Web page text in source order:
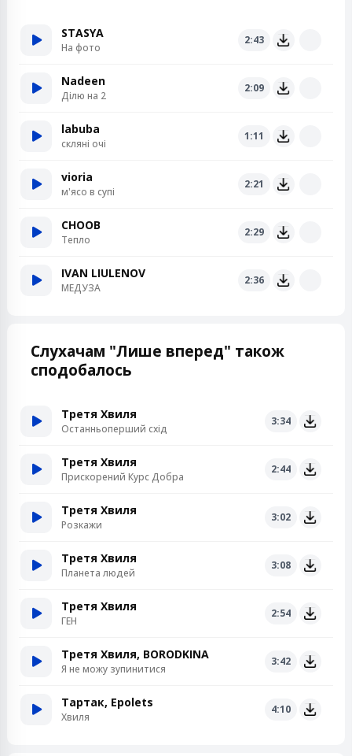
STASYA
На фото
2:43
Nadeen
Ділю на 2
2:09
labuba
скляні очі
1:11
vioria
м'ясо в супі
2:21
CHOOB
Тепло
2:29
IVAN LIULENOV
МЕДУЗА
2:36
Слухачам "Лише вперед" також
сподобалось
Третя Хвиля
Останньоперший схід
3:34
Третя Хвиля
Прискорений Курс Добра
2:44
Третя Хвиля
Розкажи
3:02
Третя Хвиля
Планета людей
3:08
Третя Хвиля
ГЕН
2:54
Третя Хвиля, BORODKINA
Я не можу зупинитися
3:42
Тартак, Epolets
Хвиля
4:10